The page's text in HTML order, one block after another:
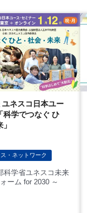
ネスコ日本ユー
科学でつなぐ ひ
・ネットワーク
科学省ユネスコ未来
ーム for 2030 ～